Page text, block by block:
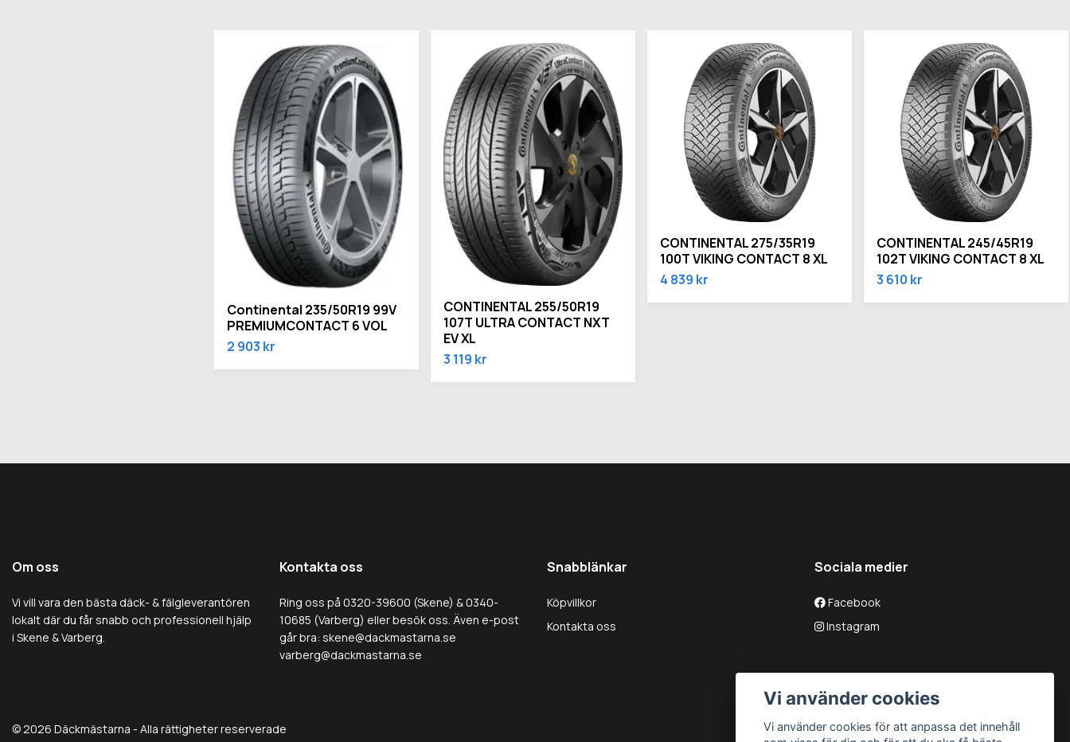
Continental 235/50R19 99V
PREMIUMCONTACT 6 VOL
2 903 kr
CONTINENTAL 255/50R19
107T ULTRA CONTACT NXT
EV XL
3 119 kr
CONTINENTAL 275/35R19
100T VIKING CONTACT 8 XL
4 839 kr
CONTINENTAL 245/45R19
102T VIKING CONTACT 8 XL
3 610 kr
Om oss
Vi vill vara den bästa däck- & fälgleverantören
lokalt där du får snabb och professionell hjälp
i Skene & Varberg.
Kontakta oss
Ring oss på 0320-39600 (Skene) & 0340-
10685 (Varberg) eller besök oss. Även e-post
går bra: skene@dackmastarna.se
varberg@dackmastarna.se
Snabblänkar
Köpvillkor
Kontakta oss
Sociala medier
Facebook
Instagram
© 2026 Däckmästarna - Alla rättigheter reserverade
Vi använder cookies
Vi använder cookies för att anpassa det innehåll